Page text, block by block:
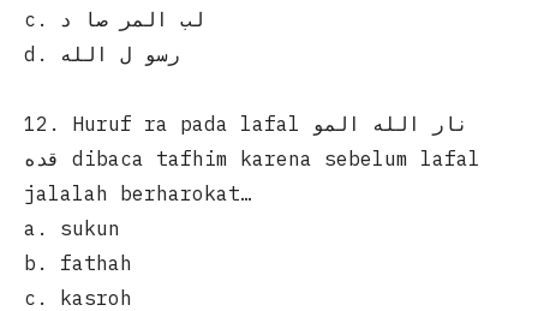
c. لب المر صا د
d. رسو ل الله
12. Huruf ra pada lafal نار الله المو
قده dibaca tafhim karena sebelum lafal
jalalah berharokat…
a. sukun
b. fathah
c. kasroh